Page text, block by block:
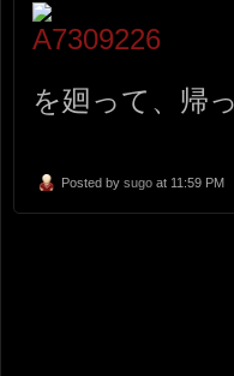
を廻って、帰
Posted by sugo at 11:59 PM